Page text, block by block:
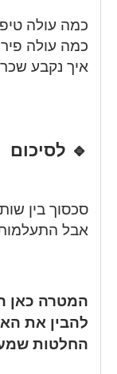
כמה עולה
כמה עולה
איך נקבע
🔹 לסיכום
סכסוך בין
אבל
המטרה כאן
להבין את
החלטות